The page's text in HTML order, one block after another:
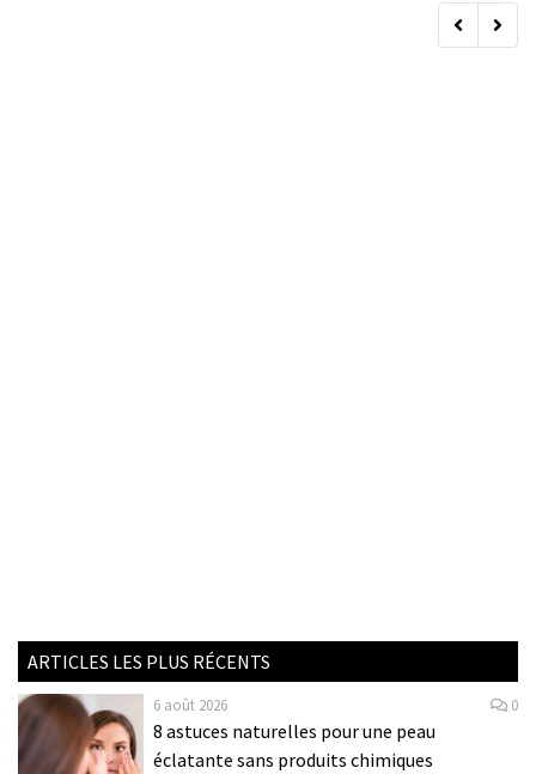
ARTICLES LES PLUS RÉCENTS
6 août 2026 0
8 astuces naturelles pour une peau
éclatante sans produits chimiques